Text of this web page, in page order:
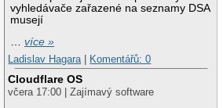
vyhledávače zařazené na seznamy DSA
musejí
…více »
Ladislav Hagara
Komentářů: 0
Cloudflare OS
včera 17:00 | Zajímavý software